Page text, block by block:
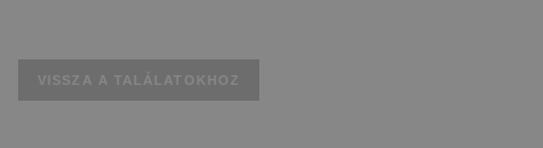
VISSZA A TALÁLATOKHOZ